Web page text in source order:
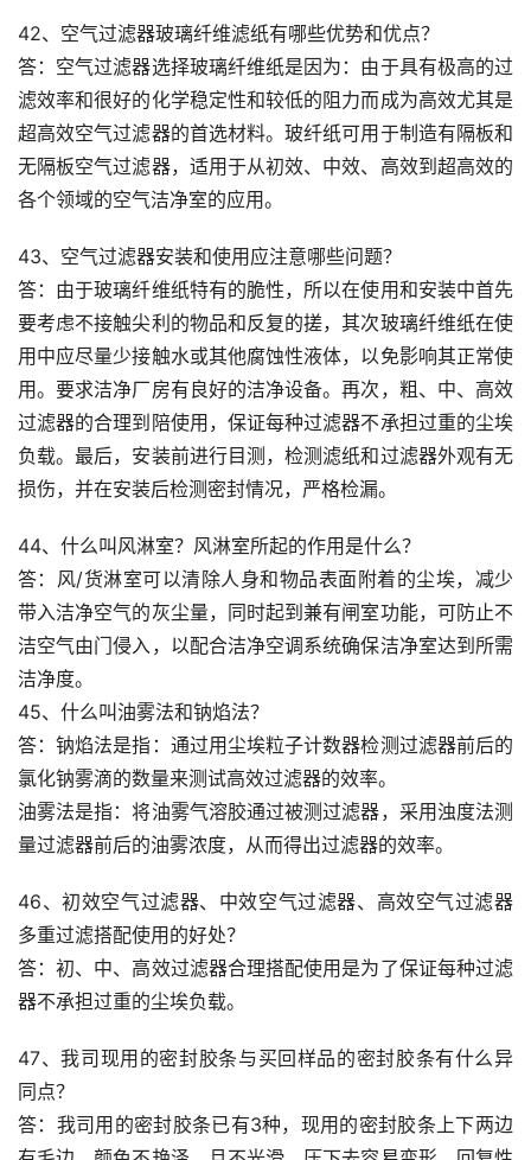
42、空气过滤器玻璃纤维滤纸有哪些优势和优点？
答：空气过滤器选择玻璃纤维纸是因为：由于具有极高的过
滤效率和很好的化学稳定性和较低的阻力而成为高效尤其是
超高效空气过滤器的首选材料。玻纤纸可用于制造有隔板和
无隔板空气过滤器，适用于从初效、中效、高效到超高效的
各个领域的空气洁净室的应用。
43、空气过滤器安装和使用应注意哪些问题？
答：由于玻璃纤维纸特有的脆性，所以在使用和安装中首先
要考虑不接触尖利的物品和反复的搓，其次玻璃纤维纸在使
用中应尽量少接触水或其他腐蚀性液体，以免影响其正常使
用。要求洁净厂房有良好的洁净设备。再次，粗、中、高效
过滤器的合理到陪使用，保证每种过滤器不承担过重的尘埃
负载。最后，安装前进行目测，检测滤纸和过滤器外观有无
损伤，并在安装后检测密封情况，严格检漏。
44、什么叫风淋室？风淋室所起的作用是什么？
答：风/货淋室可以清除人身和物品表面附着的尘埃，减少
带入洁净空气的灰尘量，同时起到兼有闸室功能，可防止不
洁空气由门侵入，以配合洁净空调系统确保洁净室达到所需
洁净度。
45、什么叫油雾法和钠焰法？
答：钠焰法是指：通过用尘埃粒子计数器检测过滤器前后的
氯化钠雾滴的数量来测试高效过滤器的效率。
油雾法是指：将油雾气溶胶通过被测过滤器，采用浊度法测
量过滤器前后的油雾浓度，从而得出过滤器的效率。
46、初效空气过滤器、中效空气过滤器、高效空气过滤器
多重过滤搭配使用的好处？
答：初、中、高效过滤器合理搭配使用是为了保证每种过滤
器不承担过重的尘埃负载。
47、我司现用的密封胶条与买回样品的密封胶条有什么异
同点？
答：我司用的密封胶条已有3种，现用的密封胶条上下两边